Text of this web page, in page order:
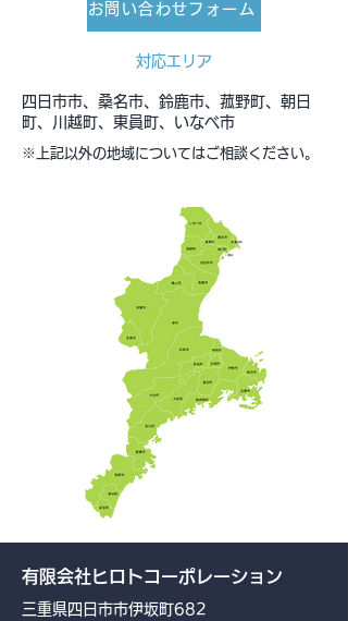
お問い合わせフォーム
​対応エリア
四日市市、桑名市、鈴鹿市、菰野町、朝日
町、川越町、東員町、いなべ市
※上記以外の地域についてはご相談ください。
有限会社ヒロトコーポレーション
三重県四日市市伊坂町682